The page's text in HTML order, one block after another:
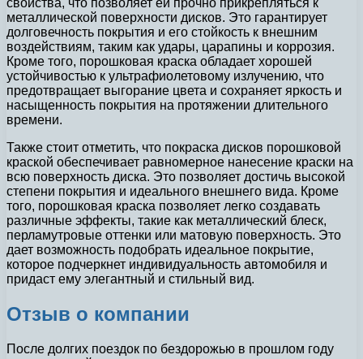
металлической поверхности дисков. Это гарантирует
долговечность покрытия и его стойкость к внешним
воздействиям, таким как удары, царапины и коррозия.
Кроме того, порошковая краска обладает хорошей
устойчивостью к ультрафиолетовому излучению, что
предотвращает выгорание цвета и сохраняет яркость и
насыщенность покрытия на протяжении длительного
времени.
Также стоит отметить, что покраска дисков порошковой
краской обеспечивает равномерное нанесение краски на
всю поверхность диска. Это позволяет достичь высокой
степени покрытия и идеального внешнего вида. Кроме
того, порошковая краска позволяет легко создавать
различные эффекты, такие как металлический блеск,
перламутровые оттенки или матовую поверхность. Это
дает возможность подобрать идеальное покрытие,
которое подчеркнет индивидуальность автомобиля и
придаст ему элегантный и стильный вид.
Отзыв о компании
После долгих поездок по бездорожью в прошлом году